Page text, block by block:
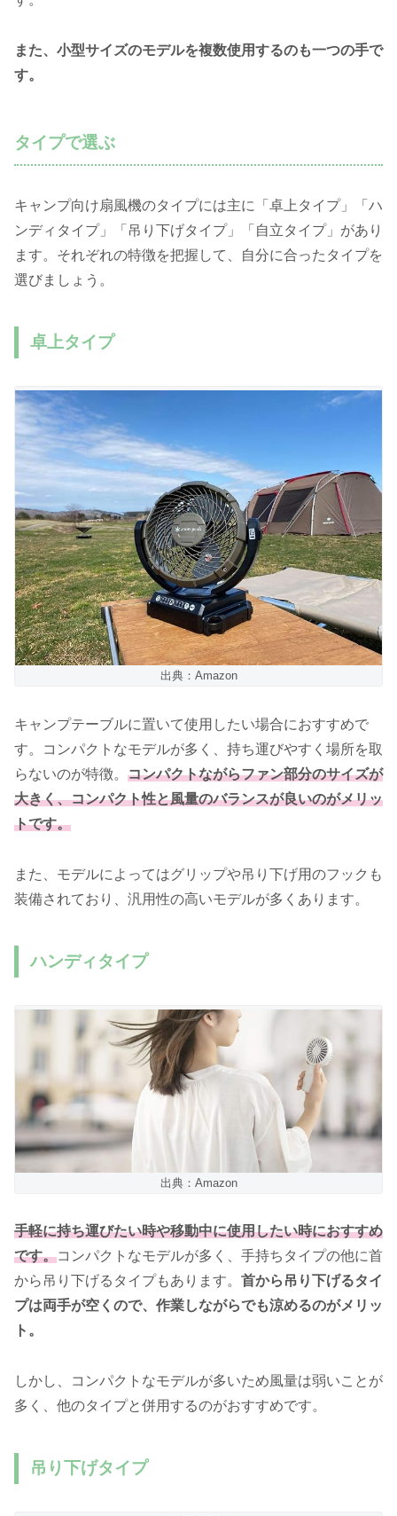
また、小型サイズのモデルを複数使用するのも一つの手で
す。
タイプで選ぶ
キャンプ向け扇風機のタイプには主に「卓上タイプ」「ハ
ンディタイプ」「吊り下げタイプ」「自立タイプ」があり
ます。それぞれの特徴を把握して、自分に合ったタイプを
選びましょう。
卓上タイプ
出典：Amazon
キャンプテーブルに置いて使用したい場合におすすめで
す。コンパクトなモデルが多く、持ち運びやすく場所を取
らないのが特徴。 コンパクトながらファン部分のサイズが
大きく、コンパクト性と風量のバランスが良いのがメリッ
トです。
また、モデルによってはグリップや吊り下げ用のフックも
装備されており、汎用性の高いモデルが多くあります。
ハンディタイプ
出典：Amazon
手軽に持ち運びたい時や移動中に使用したい時におすすめ
です。コンパクトなモデルが多く、手持ちタイプの他に首
から吊り下げるタイプもあります。 首から吊り下げるタイ
プは両手が空くので、作業しながらでも涼めるのがメリッ
ト。
しかし、コンパクトなモデルが多いため風量は弱いことが
多く、他のタイプと併用するのがおすすめです。
吊り下げタイプ